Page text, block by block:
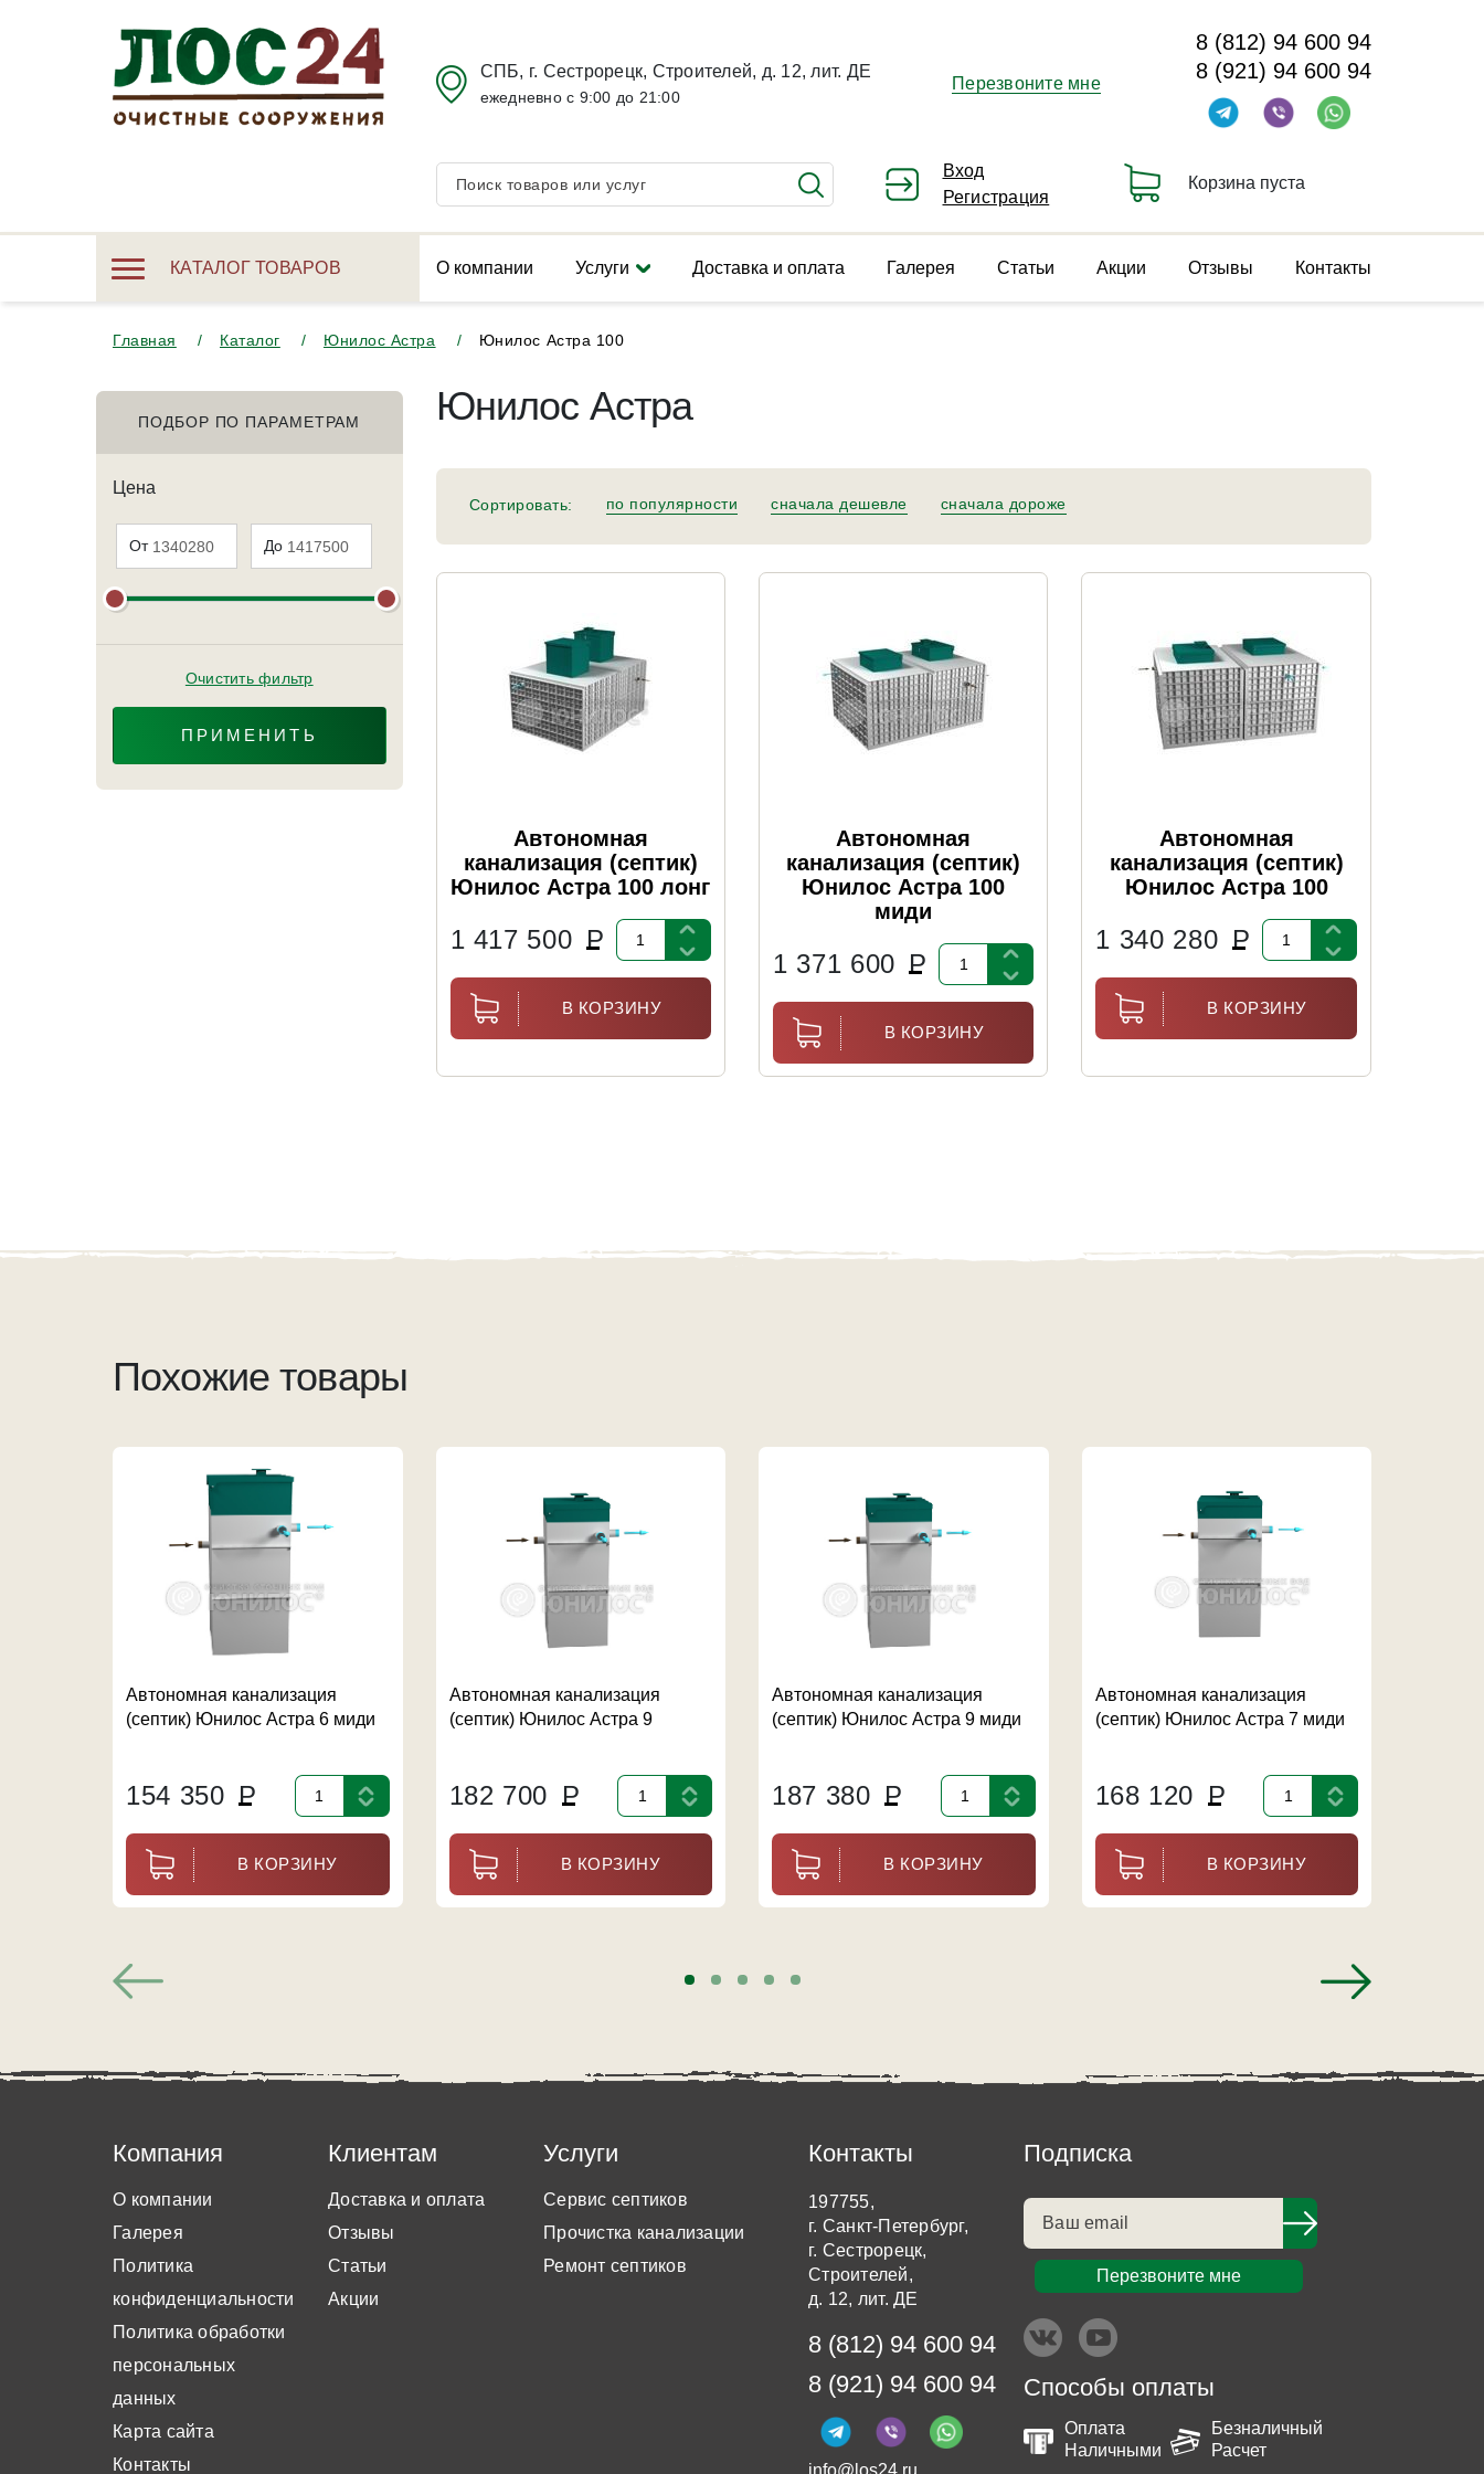
СПБ, г. Сестрорецк, Строителей, д. 12, лит. ДЕ
ежедневно с 9:00 до 21:00
Перезвоните мне
8 (812) 94 600 94
8 (921) 94 600 94
Вход
Регистрация
Корзина пуста
КАТАЛОГ ТОВАРОВ О компании Услуги Доставка и оплата Галерея Статьи Акции Отзывы Контакты
Главная Каталог Юнилос Астра Юнилос Астра 100
ПОДБОР ПО ПАРАМЕТРАМ
Цена
От До
Очистить фильтр
ПРИМЕНИТЬ
Юнилос Астра
Сортировать: по популярности сначала дешевле сначала дороже
Автономная
канализация (септик)
Юнилос Астра 100 лонг
1 417 500 Р
В КОРЗИНУ
Автономная
канализация (септик)
Юнилос Астра 100
миди
1 371 600 Р
В КОРЗИНУ
Автономная
канализация (септик)
Юнилос Астра 100
1 340 280 Р
В КОРЗИНУ
Похожие товары
Автономная канализация
(септик) Юнилос Астра 6 миди
154 350 Р
В КОРЗИНУ
Автономная канализация
(септик) Юнилос Астра 9
182 700 Р
В КОРЗИНУ
Автономная канализация
(септик) Юнилос Астра 9 миди
187 380 Р
В КОРЗИНУ
Автономная канализация
(септик) Юнилос Астра 7 миди
168 120 Р
В КОРЗИНУ
Компания
О компании
Галерея
Политика
конфиденциальности
Политика обработки
персональных
данных
Карта сайта
Контакты
Клиентам
Доставка и оплата
Отзывы
Статьи
Акции
Услуги
Сервис септиков
Прочистка канализации
Ремонт септиков
Контакты
197755,
г. Санкт-Петербург,
г. Сестрорецк,
Строителей,
д. 12, лит. ДЕ
8 (812) 94 600 94
8 (921) 94 600 94
info@los24.ru
Подписка
Перезвоните мне
Способы оплаты
Оплата
Наличными
Безналичный
Расчет